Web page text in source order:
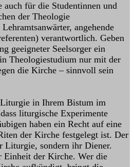
für die Studentinnen und
der Theologie
angehende
verantwortlich. Geben
geeigneter Seelsorger ein
Theologiestudium nur mit der
die Kirche – sinnvoll sein
in Ihrem Bistum im
liturgische Experimente
haben ein Recht auf eine
der Kirche festge­legt ist. Der
Liturgie, sondern ihr Diener.
der Kirche. Wer die